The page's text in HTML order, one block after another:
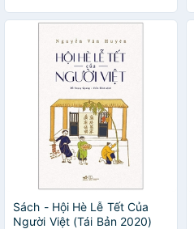
Sách - Hội Hè Lễ Tết Của
Người Việt (Tái Bản 2020)